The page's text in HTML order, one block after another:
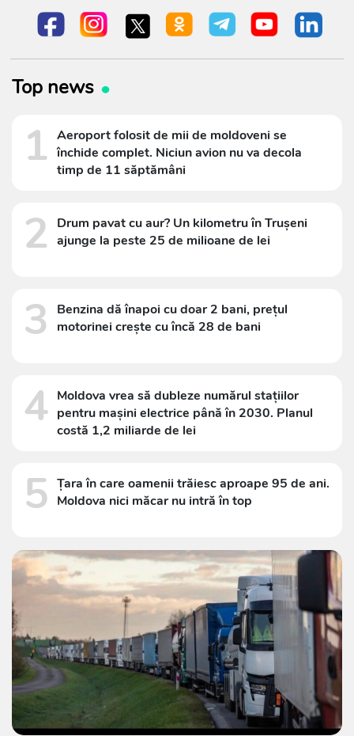
Top news
1 Aeroport folosit de mii de moldoveni se
închide complet. Niciun avion nu va decola
timp de 11 săptămâni
2
Drum pavat cu aur? Un kilometru în Trușeni
ajunge la peste 25 de milioane de lei
3
Benzina dă înapoi cu doar 2 bani, prețul
motorinei crește cu încă 28 de bani
4 Moldova vrea să dubleze numărul stațiilor
pentru mașini electrice până în 2030. Planul
costă 1,2 miliarde de lei
5 Țara în care oamenii trăiesc aproape 95 de ani.
Moldova nici măcar nu intră în top